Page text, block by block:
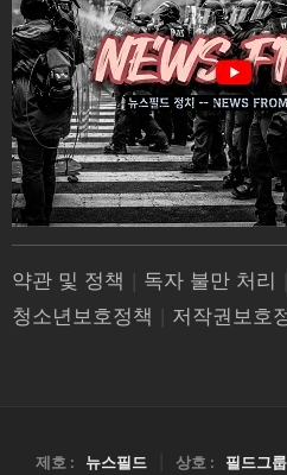
약관 및 정책 독자 불만 처리
청소년보호정책
저작권보호
제호 : 뉴스필드 상호 :
필드그룹